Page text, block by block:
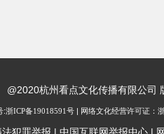
@2020杭州看点文化传播有限公司
:浙ICP备19018591号| 网络文化经营许可证：